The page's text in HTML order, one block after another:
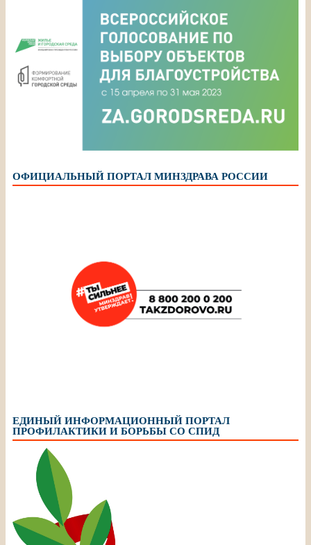
ОФИЦИАЛЬНЫЙ ПОРТАЛ МИНЗДРАВА РОССИИ
ЕДИНЫЙ ИНФОРМАЦИОННЫЙ ПОРТАЛ
ПРОФИЛАКТИКИ И БОРЬБЫ СО СПИД